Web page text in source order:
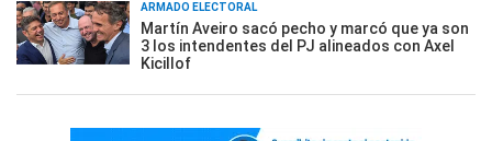
ARMADO ELECTORAL
Martín Aveiro sacó pecho y marcó que ya son
3 los intendentes del PJ alineados con Axel
Kicillof